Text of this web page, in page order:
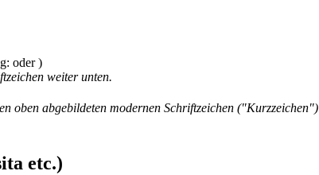
weiter unten.
oben abgebildeten modernen Schriftzeichen ("Kurzzeichen")
etc.)